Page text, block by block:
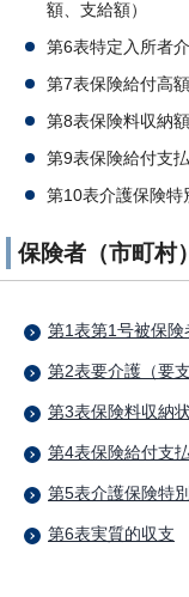
額、支給額）
第6表特定入所者
第7表保険給付高
第8表保険料収納額
第9表保険給付支
第10表介護保険特
保険者（市町村
第1表第1号被保険
第2表要介護（要
第3表保険料収納
第4表保険給付支
第5表介護保険特
第6表実質的収支